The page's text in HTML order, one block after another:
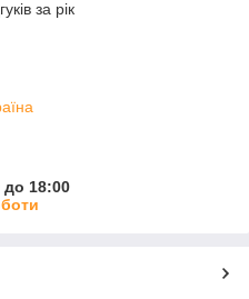
за рік
до 18:00